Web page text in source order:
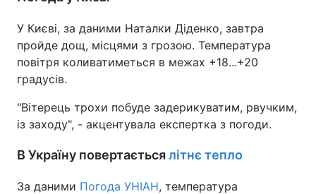
У Києві, за даними Наталки Діденко, завтра
пройде дощ, місцями з грозою. Температура
повітря коливатиметься в межах +18...+20
градусів.
"Вітерець трохи побуде задерикуватим, рвучким,
із заходу", - акцентувала експертка з погоди.
В Україну повертаєтьсялітнє тепло
За даними Погода УНІАН, температура